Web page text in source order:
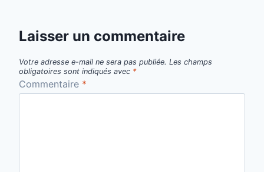
Laisser un commentaire
Votre adresse e-mail ne sera pas publiée. Les champs
obligatoires sont indiqués avec *
Commentaire *